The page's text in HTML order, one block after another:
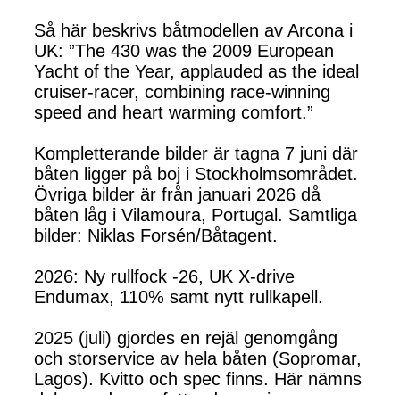
Så här beskrivs båtmodellen av Arcona i
UK: ”The 430 was the 2009 European
Yacht of the Year, applauded as the ideal
cruiser-racer, combining race-winning
speed and heart warming comfort.”
Kompletterande bilder är tagna 7 juni där
båten ligger på boj i Stockholmsområdet.
Övriga bilder är från januari 2026 då
båten låg i Vilamoura, Portugal. Samtliga
bilder: Niklas Forsén/Båtagent.
2026: Ny rullfock -26, UK X-drive
Endumax, 110% samt nytt rullkapell.
2025 (juli) gjordes en rejäl genomgång
och storservice av hela båten (Sopromar,
Lagos). Kvitto och spec finns. Här nämns